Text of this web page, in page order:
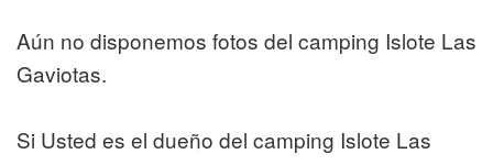
Aún no disponemos fotos del camping Islote Las
Gaviotas.
Si Usted es el dueño del camping Islote Las